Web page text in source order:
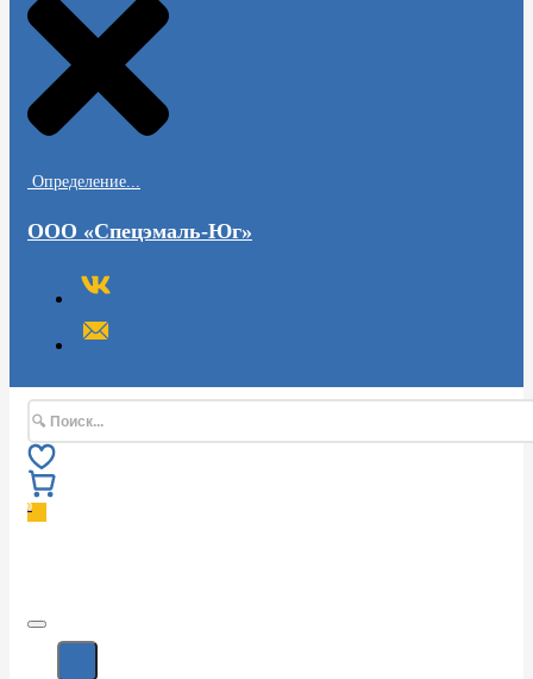
Определение...
ООО «Спецэмаль-Юг»
Поиск
0